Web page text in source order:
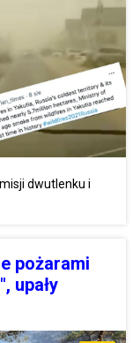
dwutlenku i
pożarami
upały